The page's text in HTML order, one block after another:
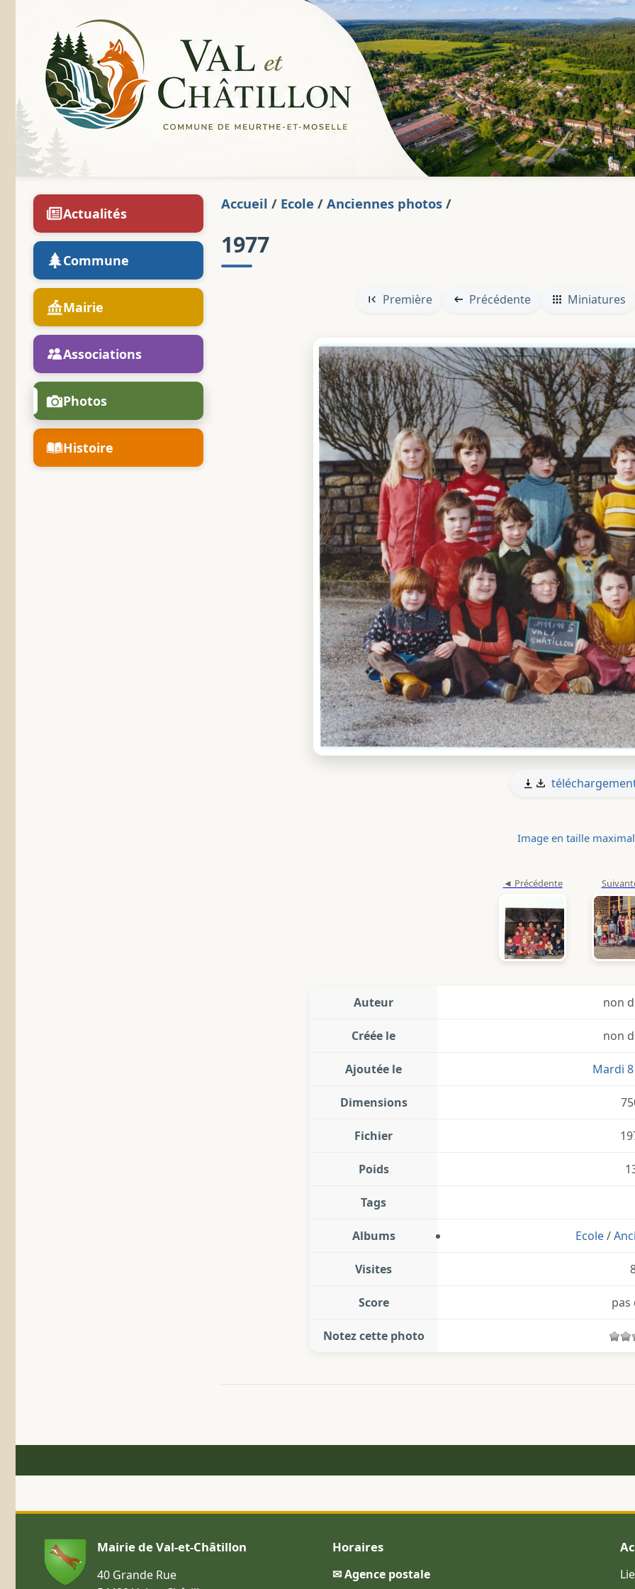
Actualités
Commune
Mairie
Associations
Photos
Histoire
Accueil / Ecole / Anciennes photos /
1977
Première Précédente Miniatures
Image en taille
Auteur non
Créée le non
Ajoutée le Mardi
Dimensions
Fichier
Poids
Tags
Albums Ecole/
Visites
Score pas
Notez cette photo
Mairie de Val-et-Châtillon
40 Grande Rue
Horaires
✉ Agence postale